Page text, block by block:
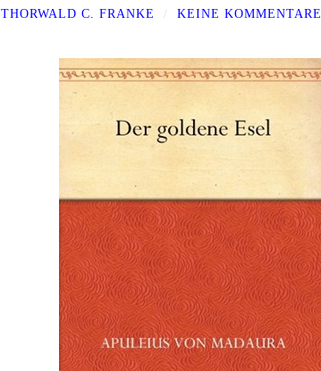
THORWALD C. FRANKE KEINE KOMMENTARE